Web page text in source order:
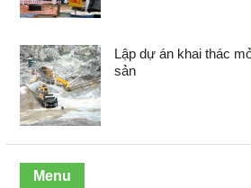
Lập dự án khai thác
sản
Menu